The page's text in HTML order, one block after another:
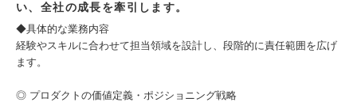
い、全社の成長を牽引します。
◆具体的な業務内容
経験やスキルに合わせて担当領域を設計し、段階的に責任範囲を広げ
ます。
◎ プロダクトの価値定義・ポジショニング戦略